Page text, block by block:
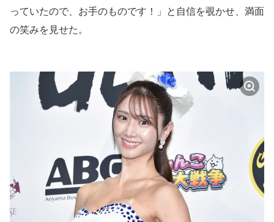
っていたので、お手のものです！」と自信を覗かせ、満面
の笑みを見せた。